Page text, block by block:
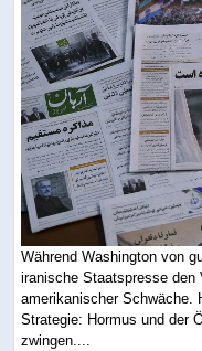
Während Washington von
iranische Staatspresse den
amerikanischer Schwäche.
Strategie: Hormus und der
zwingen....